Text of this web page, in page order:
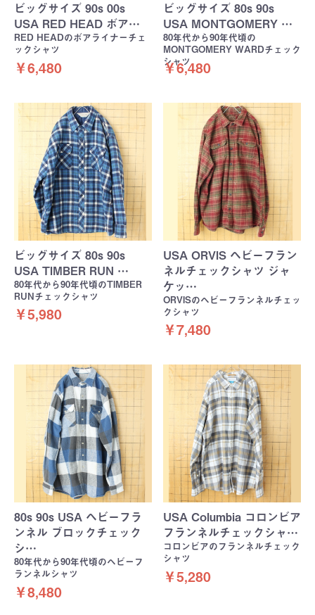
ビッグサイズ 90s 00s
USA RED HEAD ボア…
RED HEADのボアライナーチェ
ックシャツ
￥6,480
ビッグサイズ 80s 90s
USA MONTGOMERY …
80年代から90年代頃の
MONTGOMERY WARDチェック
シャツ
￥6,480
ビッグサイズ 80s 90s
USA TIMBER RUN …
80年代から90年代頃のTIMBER
RUNチェックシャツ
￥5,980
USA ORVIS ヘビーフラン
ネルチェックシャツ ジャ
ケッ…
ORVISのヘビーフランネルチェッ
クシャツ
￥7,480
80s 90s USA ヘビーフラ
ンネル ブロックチェック
シ…
80年代から90年代頃のヘビーフ
ランネルシャツ
￥8,480
USA Columbia コロンビア
フランネルチェックシャ…
コロンビアのフランネルチェック
シャツ
￥5,280